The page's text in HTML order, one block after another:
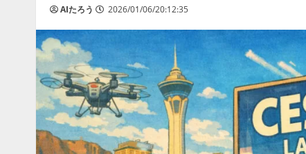
AIたろう 2026/01/06/20:12:35